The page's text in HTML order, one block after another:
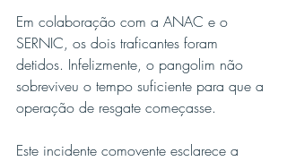
Em colaboração com a ANAC e o
SERNIC, os dois traficantes foram
detidos. Infelizmente, o pangolim não
sobreviveu o tempo suficiente para que a
operação de resgate começasse.
Este incidente comovente esclarece a